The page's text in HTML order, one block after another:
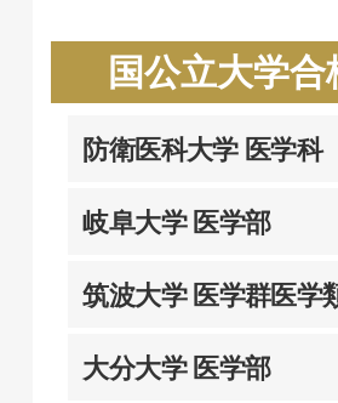
国公立大学合
防衛医科大学 医学科
岐阜大学 医学部
筑波大学 医学群医学
大分大学 医学部